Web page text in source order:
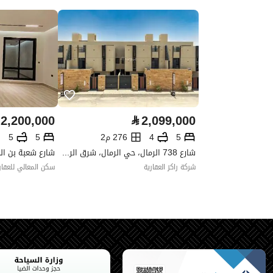
رقم صك الملكية
9033804521700000
واجهة العقار
شرقية
حدود واطوال العقار -
الضمانات والمدة
-
قنوات الاعلان
منصة مرخصة ،لوحة اعلانية
حدود العقار/الملكية
الغربي
الجنوبي
⃁2,099,000
5
4
276 م2
شارع 738 الرمال، حي الرمال، شرق الرياض، الرياض
شركة راكز العقارية
2,200,000
5
5
سكن المعالي